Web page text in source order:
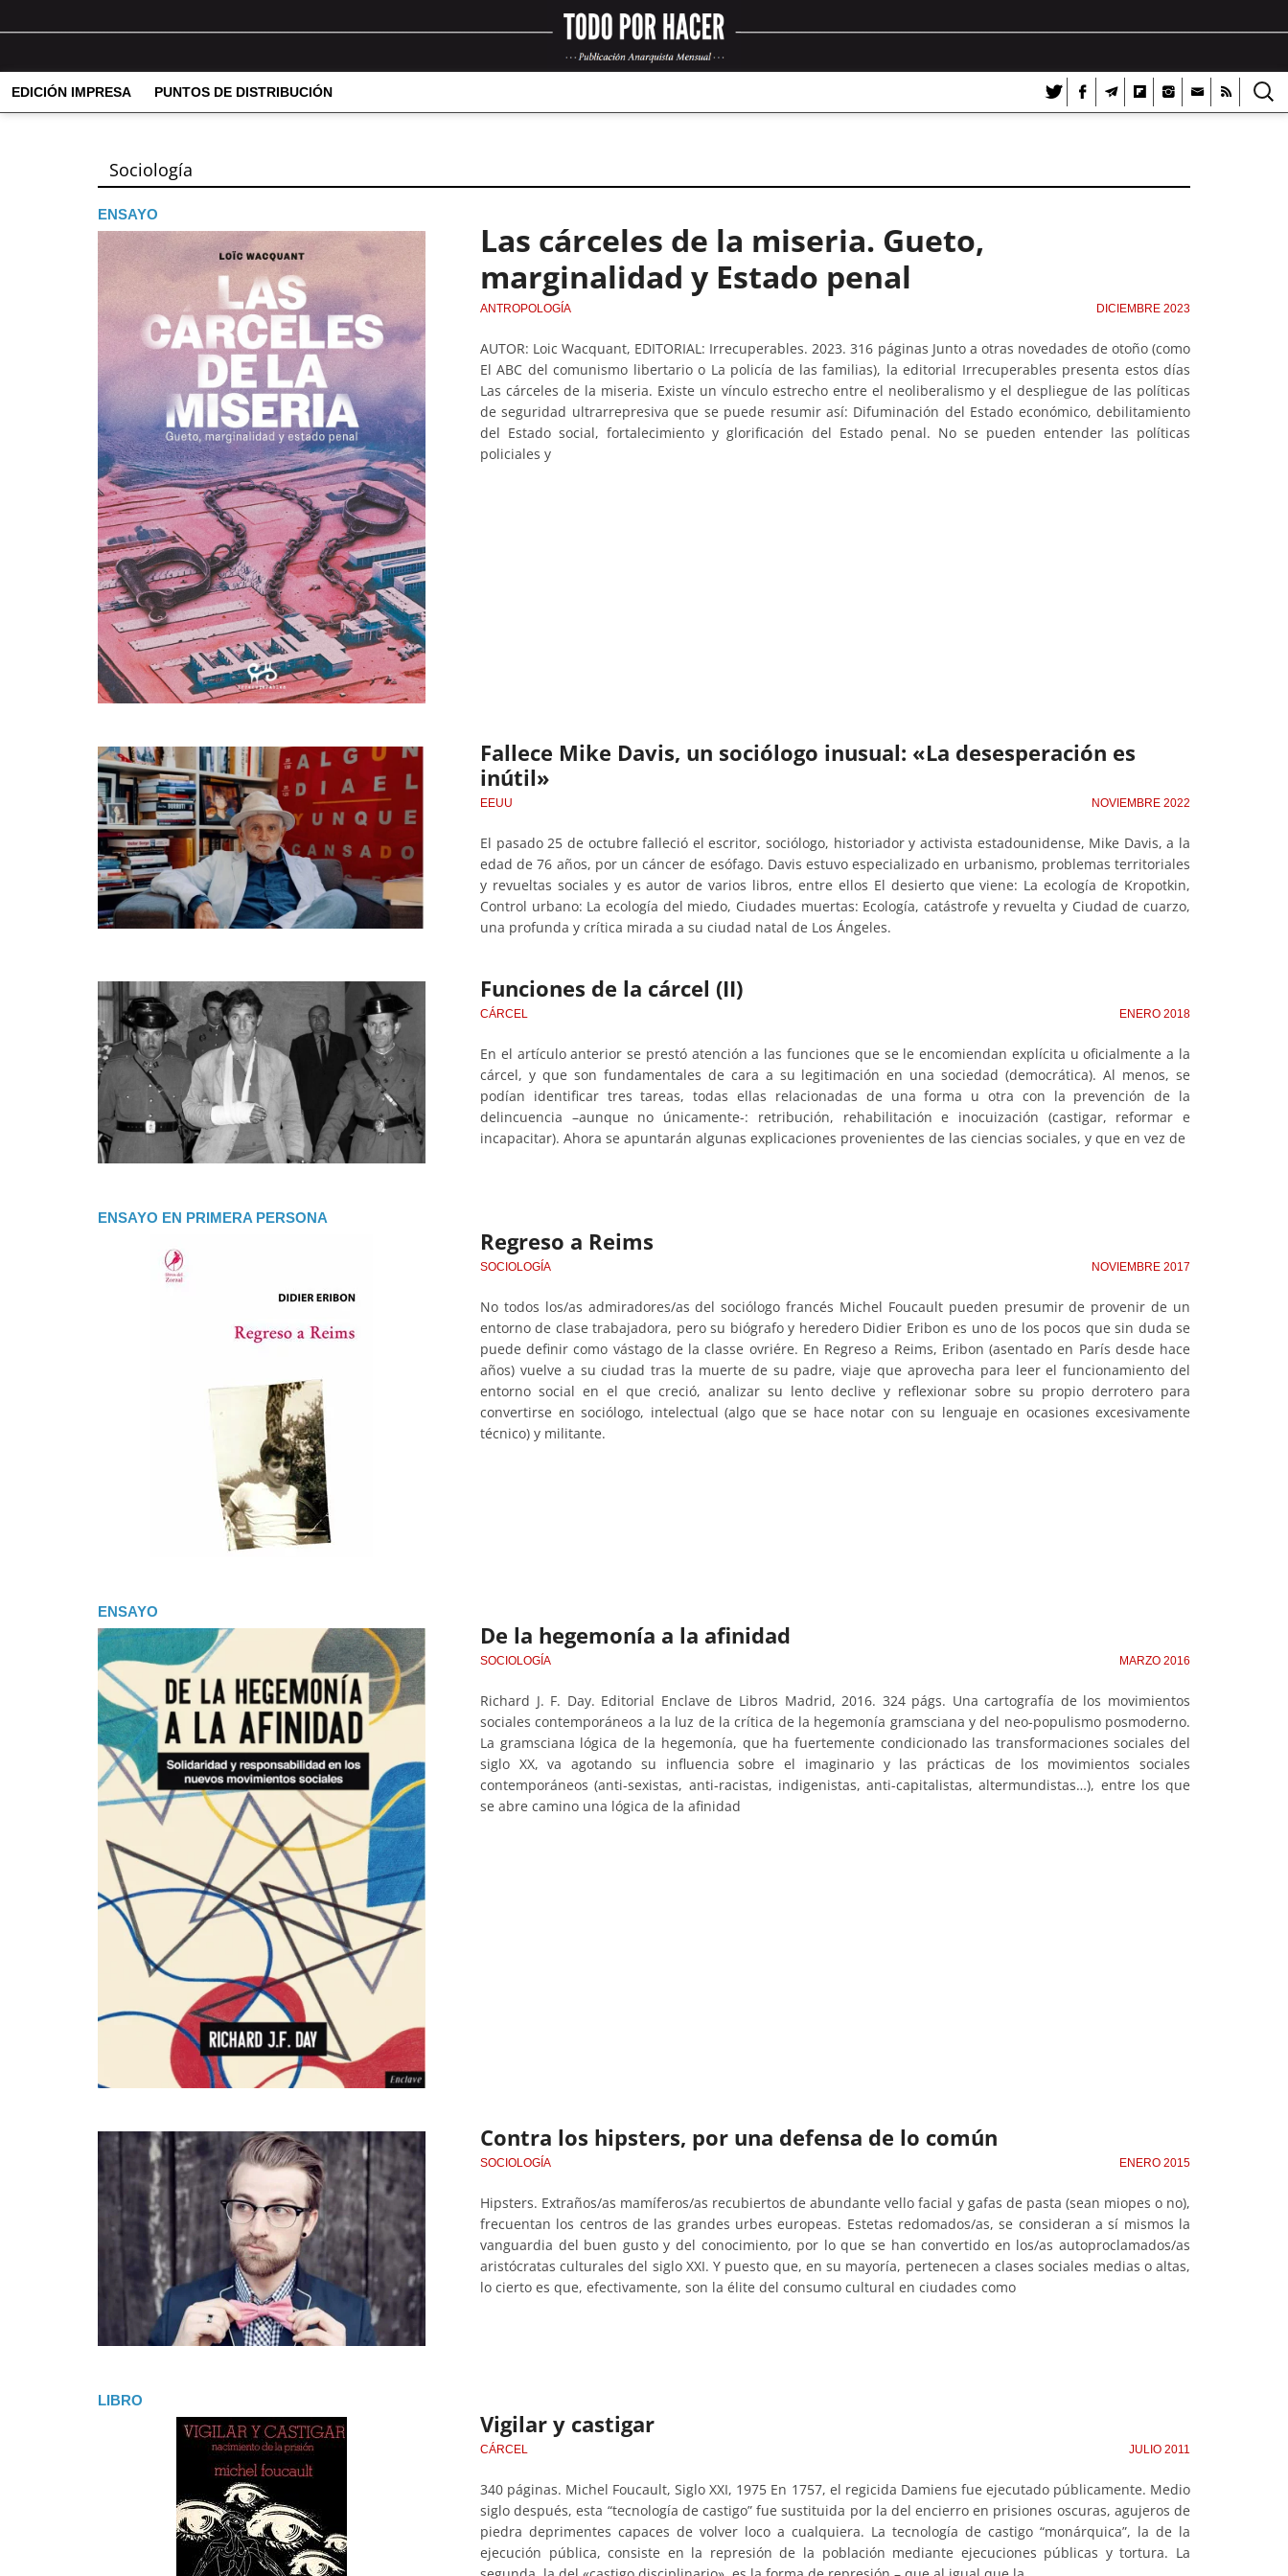
EDICIÓN IMPRESA PUNTOS DE DISTRIBUCIÓN
Sociología
ENSAYO
Las cárceles de la miseria. Gueto,
marginalidad y Estado penal
ANTROPOLOGÍA DICIEMBRE 2023
AUTOR: Loic Wacquant, EDITORIAL: Irrecuperables. 2023. 316 páginas Junto a otras novedades de otoño (como
El ABC del comunismo libertario o La policía de las familias), la editorial Irrecuperables presenta estos días
Las cárceles de la miseria. Existe un vínculo estrecho entre el neoliberalismo y el despliegue de las políticas
de seguridad ultrarrepresiva que se puede resumir así: Difuminación del Estado económico, debilitamiento
del Estado social, fortalecimiento y glorificación del Estado penal. No se pueden entender las políticas
policiales y
Fallece Mike Davis, un sociólogo inusual: «La desesperación es
inútil»
EEUU NOVIEMBRE 2022
El pasado 25 de octubre falleció el escritor, sociólogo, historiador y activista estadounidense, Mike Davis, a la
edad de 76 años, por un cáncer de esófago. Davis estuvo especializado en urbanismo, problemas territoriales
y revueltas sociales y es autor de varios libros, entre ellos El desierto que viene: La ecología de Kropotkin,
Control urbano: La ecología del miedo, Ciudades muertas: Ecología, catástrofe y revuelta y Ciudad de cuarzo,
una profunda y crítica mirada a su ciudad natal de Los Ángeles.
Funciones de la cárcel (II)
CÁRCEL ENERO 2018
En el artículo anterior se prestó atención a las funciones que se le encomiendan explícita u oficialmente a la
cárcel, y que son fundamentales de cara a su legitimación en una sociedad (democrática). Al menos, se
podían identificar tres tareas, todas ellas relacionadas de una forma u otra con la prevención de la
delincuencia –aunque no únicamente-: retribución, rehabilitación e inocuización (castigar, reformar e
incapacitar). Ahora se apuntarán algunas explicaciones provenientes de las ciencias sociales, y que en vez de
ENSAYO EN PRIMERA PERSONA
Regreso a Reims
SOCIOLOGÍA NOVIEMBRE 2017
No todos los/as admiradores/as del sociólogo francés Michel Foucault pueden presumir de provenir de un
entorno de clase trabajadora, pero su biógrafo y heredero Didier Eribon es uno de los pocos que sin duda se
puede definir como vástago de la classe ovriére. En Regreso a Reims, Eribon (asentado en París desde hace
años) vuelve a su ciudad tras la muerte de su padre, viaje que aprovecha para leer el funcionamiento del
entorno social en el que creció, analizar su lento declive y reflexionar sobre su propio derrotero para
convertirse en sociólogo, intelectual (algo que se hace notar con su lenguaje en ocasiones excesivamente
técnico) y militante.
ENSAYO
De la hegemonía a la afinidad
SOCIOLOGÍA MARZO 2016
Richard J. F. Day. Editorial Enclave de Libros Madrid, 2016. 324 págs. Una cartografía de los movimientos
sociales contemporáneos a la luz de la crítica de la hegemonía gramsciana y del neo-populismo posmoderno.
La gramsciana lógica de la hegemonía, que ha fuertemente condicionado las transformaciones sociales del
siglo XX, va agotando su influencia sobre el imaginario y las prácticas de los movimientos sociales
contemporáneos (anti-sexistas, anti-racistas, indigenistas, anti-capitalistas, altermundistas…), entre los que
se abre camino una lógica de la afinidad
Contra los hipsters, por una defensa de lo común
SOCIOLOGÍA ENERO 2015
Hipsters. Extraños/as mamíferos/as recubiertos de abundante vello facial y gafas de pasta (sean miopes o no),
frecuentan los centros de las grandes urbes europeas. Estetas redomados/as, se consideran a sí mismos la
vanguardia del buen gusto y del conocimiento, por lo que se han convertido en los/as autoproclamados/as
aristócratas culturales del siglo XXI. Y puesto que, en su mayoría, pertenecen a clases sociales medias o altas,
lo cierto es que, efectivamente, son la élite del consumo cultural en ciudades como
LIBRO
Vigilar y castigar
CÁRCEL JULIO 2011
340 páginas. Michel Foucault, Siglo XXI, 1975 En 1757, el regicida Damiens fue ejecutado públicamente. Medio
siglo después, esta “tecnología de castigo” fue sustituida por la del encierro en prisiones oscuras, agujeros de
piedra deprimentes capaces de volver loco a cualquiera. La tecnología de castigo “monárquica”, la de la
ejecución pública, consiste en la represión de la población mediante ejecuciones públicas y tortura. La